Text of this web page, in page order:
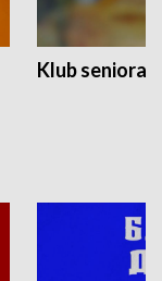
Klub seniora